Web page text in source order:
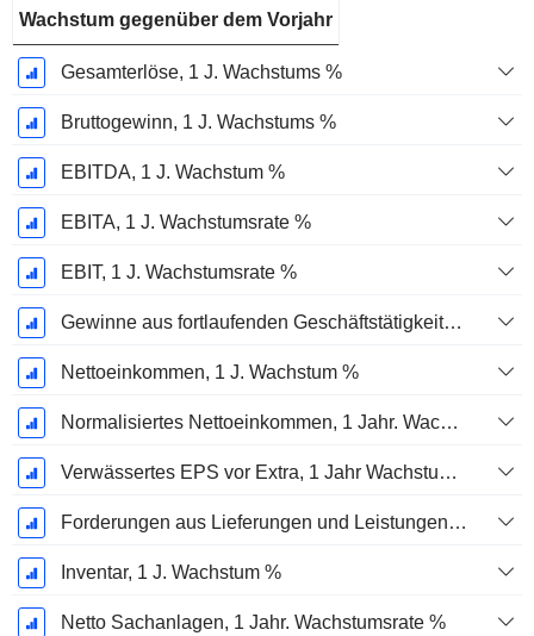
Wachstum gegenüber dem Vorjahr
Gesamterlöse, 1 J. Wachstums %
Bruttogewinn, 1 J. Wachstums %
EBITDA, 1 J. Wachstum %
EBITA, 1 J. Wachstumsrate %
EBIT, 1 J. Wachstumsrate %
Gewinne aus fortlaufenden Geschäftstätigkeiten, 1 Jahr Wachstumsrate %
Nettoeinkommen, 1 J. Wachstum %
Normalisiertes Nettoeinkommen, 1 Jahr. Wachstums %
Verwässertes EPS vor Extra, 1 Jahr Wachstumsrate %
Forderungen aus Lieferungen und Leistungen, 1 Jahr Wachstum %
Inventar, 1 J. Wachstum %
Netto Sachanlagen, 1 Jahr. Wachstumsrate %